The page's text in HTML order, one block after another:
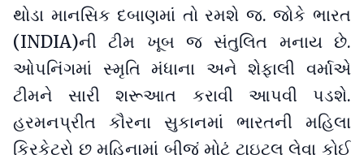
થોડા માનસિક દબાણમાં તો રમશે જ. જોકે ભારત
(INDIA)ની ટીમ ખૂબ જ સંતુલિત મનાય છે.
ઓપનિંગમાં સ્મૃતિ મંધાના અને શેફાલી વર્માએ
ટીમને સારી શરૂઆત કરાવી આપવી પડશે.
હરમનપ્રીત કૌરના સુકાનમાં ભારતની મહિલા
ક્રિકેટરો છ મહિનામાં બીજું મોટું ટાઇટલ લેવા કોઈ